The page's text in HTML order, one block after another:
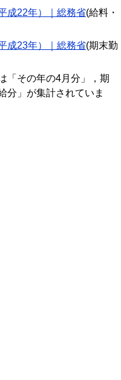
成22年）｜総務省(給料・
成23年）｜総務省(期末勤
「その年の4月分」，期
分」が集計されていま